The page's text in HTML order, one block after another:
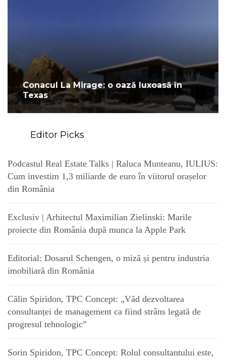
Conacul La Mirage: o oază luxoasă în
Texas
Editor Picks
Podcastul Real Estate Talks | Raluca Munteanu, IULIUS:
Cum investim 1,3 miliarde de euro în viitorul orașelor
din România
Exclusiv | Arhitectul Maximilian Zielinski: Marile
proiecte din România după munca la Apple Park
Editorial: Dosarul Schengen, o miză și pentru industria
imobiliară din România
Călin Spiridon, TPC Concept: „Văd dezvoltarea
consultanței de management ca fiind strâns legată de
progresul tehnologic”
Sorin Spiridon, TPC Concept: Rolul consultantului este,